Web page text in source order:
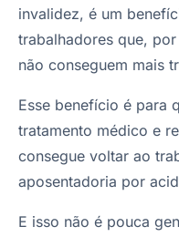
invalidez, é um
trabalhadores que,
não conseguem mais
Esse benefício é para
tratamento médico e
consegue voltar ao
aposentadoria por
E isso não é pouca